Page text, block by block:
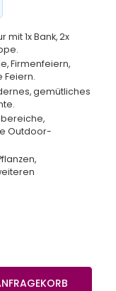
1x Bank, 2x
Firmenfeiern,
Feiern.
gemütliches
Outdoor-